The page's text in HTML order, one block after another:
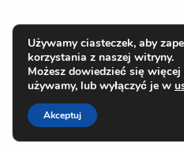
Używamy ciasteczek, aby
korzystania z naszej witryny.
Możesz dowiedzieć się
używamy, lub wyłączyć je w
Akceptuj